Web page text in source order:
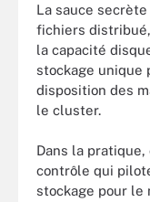
La sauce
fichiers distribué,
la capacité
stockage unique
disposition des
le cluster.
Dans la
contrôle qui
stockage pour